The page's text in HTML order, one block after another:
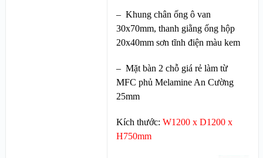
– Khung chân ống ô van
30x70mm, thanh giằng ống hộp
20x40mm sơn tĩnh điện màu kem
– Mặt bàn 2 chỗ giá rẻ làm từ
MFC phủ Melamine An Cường
25mm
Kích thước:W1200 x D1200 x
H750mm